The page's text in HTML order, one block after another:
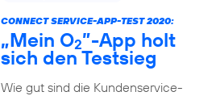
CONNECT SERVICE-APP-TEST 2020:
„Mein O2”-App holt
sich den Testsieg
Wie gut sind die Kundenservice-